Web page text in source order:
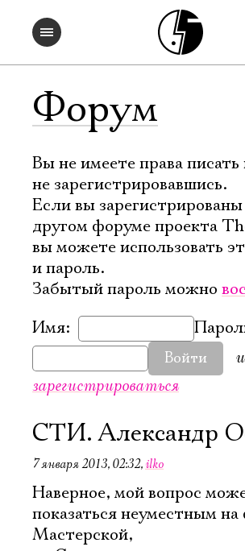
Форум
Вы не имеете права
не зарегистрировавшись.
Если вы
другом форуме проекта
вы можете использовать
и пароль.
Забытый пароль можно
Имя:
Войти
зарегистрироваться
СТИ. Александр
7 января 2013, 02:32,ilko
Наверное, мой вопрос
показаться неуместным
Мастерской,